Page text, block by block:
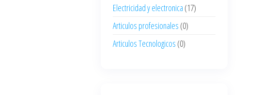
Electricidad y electronica (17)
Articulos profesionales (0)
Articulos Tecnologicos (0)